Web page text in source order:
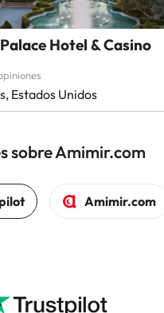
Hotel & Casino
Estados Unidos
sobre Amimir.com
Amimir.com